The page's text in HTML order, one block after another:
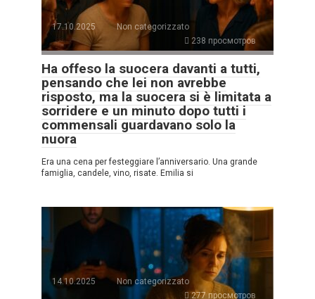
17.10.2025
Non categorizzato
238 просмотров
Ha offeso la suocera davanti a tutti,
pensando che lei non avrebbe
risposto, ma la suocera si è limitata a
sorridere e un minuto dopo tutti i
commensali guardavano solo la
nuora
Era una cena per festeggiare l’anniversario. Una grande
famiglia, candele, vino, risate. Emilia si
14.10.2025
Non categorizzato
277 просмотров